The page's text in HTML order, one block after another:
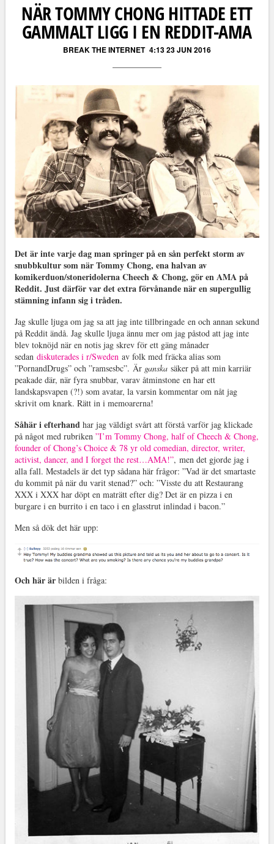
NÄR TOMMY CHONG HITTADE ETT
GAMMALT LIGG I EN REDDIT-AMA
BREAK THE INTERNET 4:13 23 JUN 2016
Det är inte varje dag man springer på en sån perfekt storm av
snubbkultur som när Tommy Chong, ena halvan av
komikerduon/stoneridolerna Cheech & Chong, gör en AMA på
Reddit. Just därför var det extra förvånande när en supergullig
stämning infann sig i tråden.
Jag skulle ljuga om jag sa att jag inte tillbringade en och annan sekund
på Reddit ändå. Jag skulle ljuga ännu mer om jag påstod att jag inte
blev toknöjd när en notis jag skrev för ett gäng månader
sedan diskuterades i r/Swedenav folk med fräcka alias som
”PornandDrugs” och ”ramsesbc”. Är ganska säker på att min karriär
peakade där, när fyra snubbar, varav åtminstone en har ett
landskapsvapen (?!) som avatar, la varsin kommentar om nåt jag
skrivit om knark. Rätt in i memoarerna!
Såhär i efterhandhar jag väldigt svårt att förstå varför jag klickade
på något med rubriken ”I’m Tommy Chong, half of Cheech & Chong,
founder of Chong’s Choice & 78 yr old comedian, director, writer,
activist, dancer, and I forget the rest…AMA!”, men det gjorde jag i
alla fall. Mestadels är det typ sådana här frågor: ”Vad är det smartaste
du kommit på när du varit stenad?” och: ”Visste du att Restaurang
XXX i XXX har döpt en maträtt efter dig? Det är en pizza i en
burgare i en burrito i en taco i en glasstrut inlindad i bacon.”
Men så dök det här upp:
Och här ärbilden i fråga: